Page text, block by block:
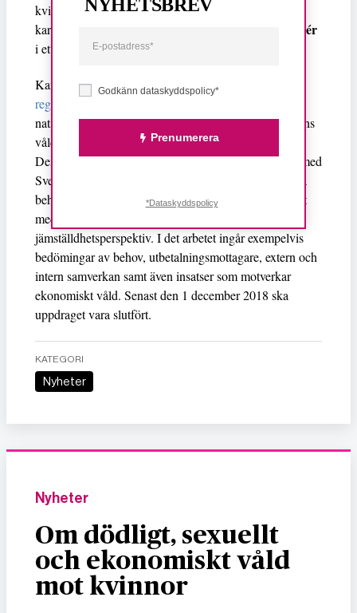
kvinnan att lämna. Därför behövs den här
kartläggningen, säger jämställdhetsminister
Åsa Regnér
i ett pressmeddelande.
Kartläggningen är kopplad till
tidigare uppdrag som
regeringen gett Socialstyrelsen
nationella strategin för att förebygga och bekämpa mäns
våld mot kvinnor.
Den kartläggning och analys som nu inleds i samråd med
Sveriges kommuner och landsting ska ge svar på vilka
behov av stöd kommunerna har för att utveckla arbetet
med det ekonomiska biståndet ur ett
jämställdhetsperspektiv. I det arbetet ingår exempelvis
bedömingar av behov, utbetalningsmottagare, extern och
intern samverkan samt även insatser som motverkar
ekonomiskt våld. Senast den 1 december 2018 ska
uppdraget vara slutfört.
KATEGORI
Nyheter
Nyheter
Om dödligt, sexuellt
och ekonomiskt våld
mot kvinnor
Godkänn dataskyddspolicy*
Prenumerera
NYHETSBREV
*Dataskyddspolicy